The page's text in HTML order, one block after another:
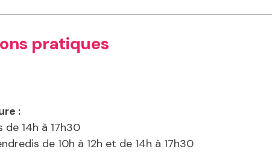
pratiques
:
14h à 17h30
de 10h à 12h et de 14h à 17h30